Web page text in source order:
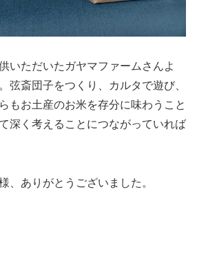
いただいたガヤマファームさんよ
弦斎団子をつくり、カルタで遊び、
もお土産のお米を存分に味わうこと
深く考えることにつながっていれば
、ありがとうございました。